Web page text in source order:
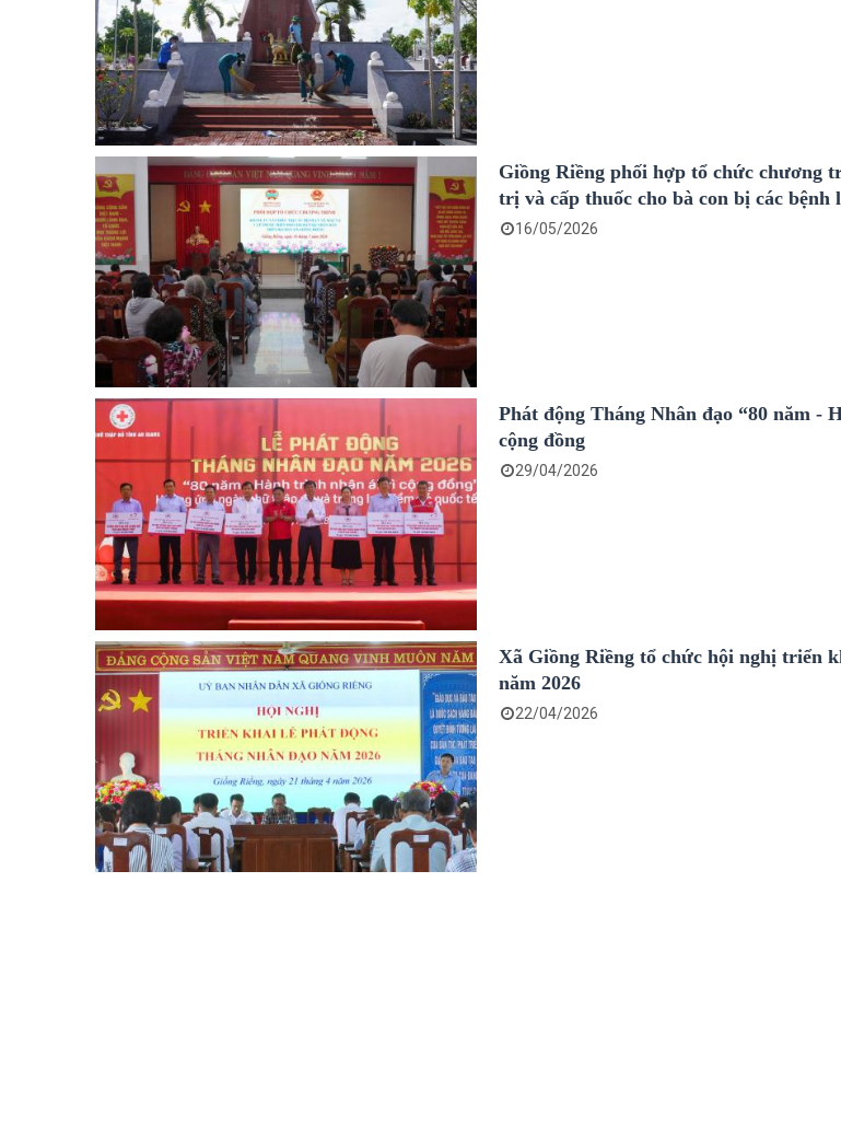
Giồng Riềng phối hợp tổ chức chương
trị và cấp thuốc cho bà con bị các bệnh
16/05/2026
Phát động Tháng Nhân đạo “80 năm -
cộng đồng
29/04/2026
Xã Giồng Riềng tổ chức hội nghị triển
năm 2026
22/04/2026